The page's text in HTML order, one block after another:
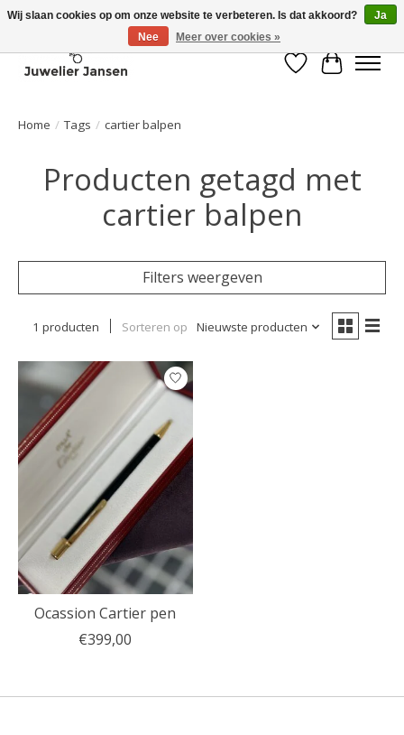
Verlanglijst
Home / Tags / cartier balpen
Producten getagd met
cartier balpen
Filters weergeven
1 producten Sorteren op Nieuwste producten
Ocassion Cartier pen
€399,00
Wij slaan cookies op om onze website te verbeteren. Is dat akkoord?
Ja
Nee
Meer over cookies »